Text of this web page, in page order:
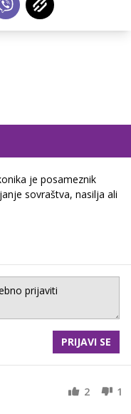
je posameznik
sovraštva, nasilja ali
PRIJAVI SE
2 1